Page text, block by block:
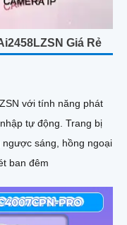
Giá Rẻ
với tính năng phát
động. Trang bị
sáng, hồng ngoại
ban đêm